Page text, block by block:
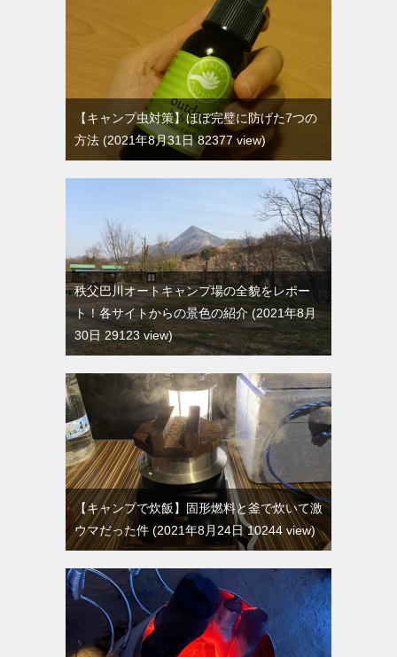
【キャンプ虫対策】ほぼ完璧に防げた7つの
方法
2021年8月31日 82377 view
秩父巴川オートキャンプ場の全貌をレポー
ト！各サイトからの景色の紹介
2021年8月
30日 29123 view
【キャンプで炊飯】固形燃料と釜で炊いて激
ウマだった件 2021年8月24日 10244 view